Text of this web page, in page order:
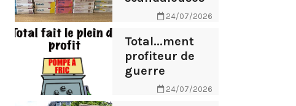
24/07/2026
Total...ment
profiteur de
guerre
24/07/2026